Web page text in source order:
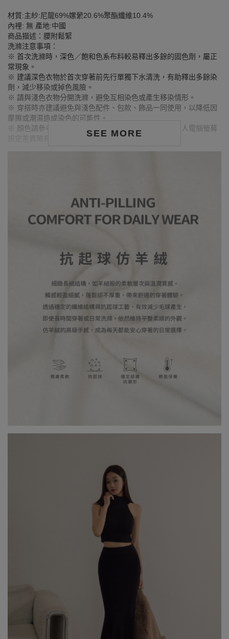
SEE MORE
材質:主紗:尼龍69%嫘縈20.6%聚酯纖維10.4%
內裡: 無 產地:中國
商品描述：腰附鬆緊
洗滌注意事項：
※ 首次洗滌時，深色／飽和色系布料較易釋出多餘的固色劑，屬正
常現象。
※ 建議深色衣物於首次穿著前先行單獨下水清洗，有助釋出多餘染
劑，減少移染或掉色風險。
※ 請與淺色衣物分開洗滌，避免互相染色或產生移染情形。
※ 穿搭時亦建議避免與淺色配件、包款、飾品一同使用，以降低因
摩擦或潮濕造成染色的可能性。
※ 顏色請參考單品圖片較為接近，但因圖檔顏色會因個人電腦螢幕
設定差異略有不同，請以實際商品顏色為準。
試穿報告：模特兒穿著S號